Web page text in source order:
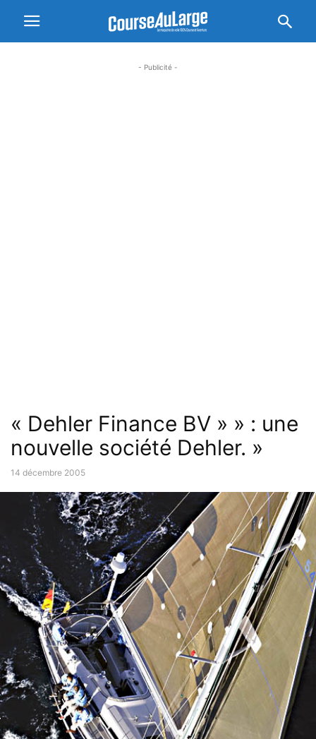
- Publicité -
« Dehler Finance BV » » : une
nouvelle société Dehler. »
14 décembre 2005